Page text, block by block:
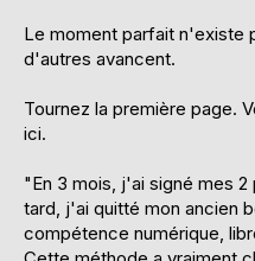
Le moment parfait n'existe
d'autres avancent.
Tournez la première page.
ici.
"En 3 mois, j'ai signé mes
tard, j'ai quitté mon ancien
compétence numérique,